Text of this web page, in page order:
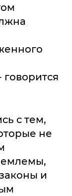
говорится
с тем,
не
и